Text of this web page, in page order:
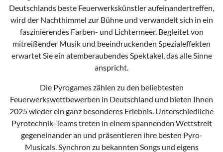
Deutschlands beste Feuerwerkskünstler aufeinandertreffen,
wird der Nachthimmel zur Bühne und verwandelt sich in ein
faszinierendes Farben- und Lichtermeer. Begleitet von
mitreißender Musik und beeindruckenden Spezialeffekten
erwartet Sie ein atemberaubendes Spektakel, das alle Sinne
anspricht.
Die Pyrogames zählen zu den beliebtesten
Feuerwerkswettbewerben in Deutschland und bieten Ihnen
2025 wieder ein ganz besonderes Erlebnis. Unterschiedliche
Pyrotechnik-Teams treten in einem spannenden Wettstreit
gegeneinander an und präsentieren ihre besten Pyro-
Musicals. Synchron zu bekannten Songs und eigens